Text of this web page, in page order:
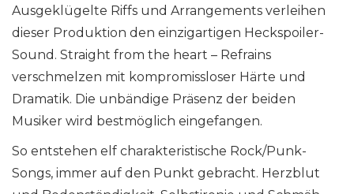
Ausgeklügelte Riffs und Arrangements verleihen
dieser Produktion den einzigartigen Heckspoiler-
Sound. Straight from the heart – Refrains
verschmelzen mit kompromissloser Härte und
Dramatik. Die unbändige Präsenz der beiden
Musiker wird bestmöglich eingefangen.
So entstehen elf charakteristische Rock/Punk-
Songs, immer auf den Punkt gebracht. Herzblut